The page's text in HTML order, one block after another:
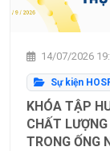
14/07/2026
Sự kiện
KHÓA TẬP
CHẤT
TRONG ỐNG